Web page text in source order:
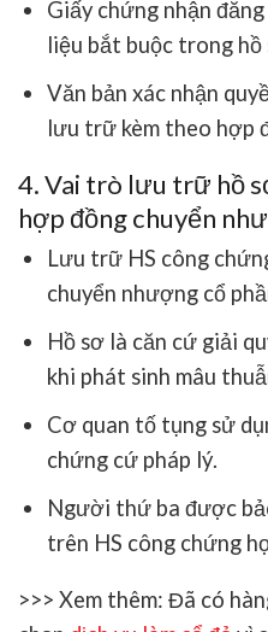
Giấy chứng nhận
liệu bắt buộc trong hồ
Văn bản xác nhận
lưu trữ kèm theo hợp
4. Vai trò lưu trữ hồ
hợp đồng chuyển
Lưu trữ HS công
chuyển nhượng cổ
Hồ sơ là căn cứ giải
khi phát sinh mâu
Cơ quan tố tụng sử
chứng cứ pháp lý.
Người thứ ba được
trên HS công chứng
>>> Xem thêm: Đã có